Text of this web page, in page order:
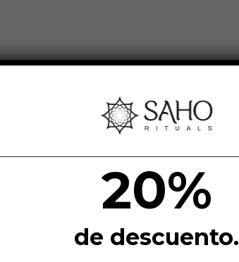
20%
de descuento.